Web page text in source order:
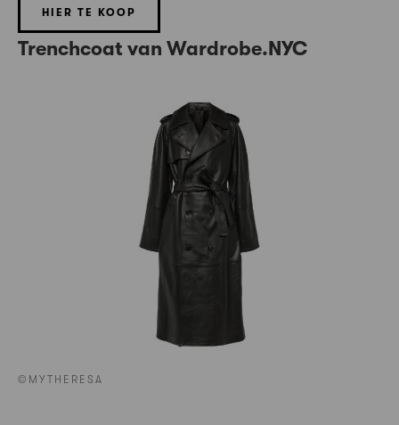
HIER TE KOOP
Trenchcoat van Wardrobe.NYC
©MYTHERESA